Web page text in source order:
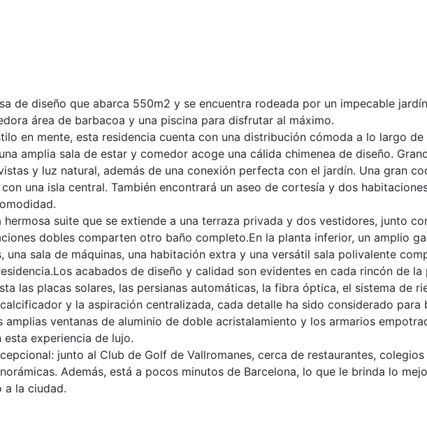
de diseño que abarca 550m2 y se encuentra rodeada por un impecable
área de barbacoa y una piscina para disfrutar al máximo.
en mente, esta residencia cuenta con una distribución cómoda a lo largo de
amplia sala de estar y comedor acoge una cálida chimenea de diseño.
y luz natural, además de una conexión perfecta con el jardín. Una gran
una isla central. También encontrará un aseo de cortesía y dos
suite que se extiende a una terraza privada y dos vestidores, junto
dobles comparten otro baño completo.En la planta inferior, un amplio
una sala de máquinas, una habitación extra y una versátil sala polivalente
acabados de diseño y calidad son evidentes en cada rincón de la
las placas solares, las persianas automáticas, la fibra óptica, el sistema de
y la aspiración centralizada, cada detalle ha sido considerado para
amplias ventanas de aluminio de doble acristalamiento y los armarios
experiencia de lujo.
junto al Club de Golf de Vallromanes, cerca de restaurantes, colegios
Además, está a pocos minutos de Barcelona, lo que le brinda lo
a la ciudad.